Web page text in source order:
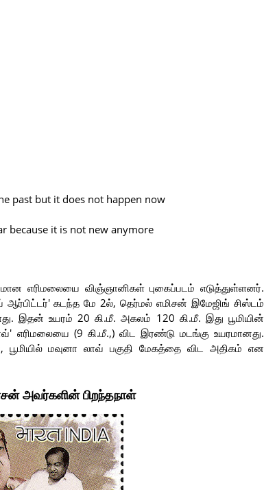
past but it does not happen now
because it is not new anymore
எரிமலையை விஞ்ஞானிகள் புகைப்படம் எடுத்துள்ளனர்.
ஆர்பிட்டர்' கடந்த மே 2ல், தெர்மல் எமிசன் இமேஜிங் சிஸ்டம்
இதன் உயரம் 20 கி.மீ. அகலம் 120 கி.மீ. இது பூமியின்
எரிமலையை (9 கி.மீ.,) விட இரண்டு மடங்கு உயரமானது.
பூமியில் மவுனா லாவ் பகுதி மேகத்தை விட அதிகம் என
அவர்களின் பிறந்தநாள்